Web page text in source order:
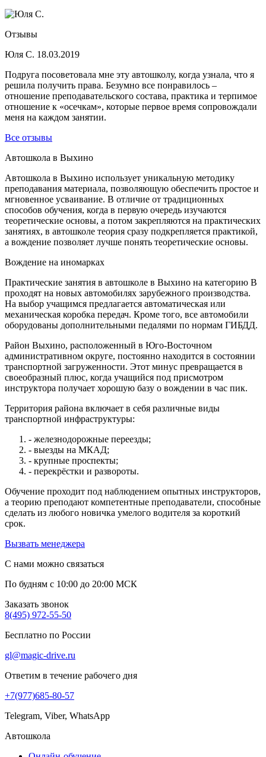
Отзывы
Юля С. 18.03.2019
Подруга посоветовала мне эту автошколу, когда узнала, что я
решила получить права. Безумно все понравилось –
отношение преподавательского состава, практика и терпимое
отношение к «осечкам», которые первое время сопровождали
меня на каждом занятии.
Все отзывы
Автошкола в Выхино
Автошкола в Выхино использует уникальную методику
преподавания материала, позволяющую обеспечить простое и
мгновенное усваивание. В отличие от традиционных
способов обучения, когда в первую очередь изучаются
теоретические основы, а потом закрепляются на практических
занятиях, в автошколе теория сразу подкрепляется практикой,
а вождение позволяет лучше понять теоретические основы.
Вождение на иномарках
Практические занятия в автошколе в Выхино на категорию В
проходят на новых автомобилях зарубежного производства.
На выбор учащимся предлагается автоматическая или
механическая коробка передач. Кроме того, все автомобили
оборудованы дополнительными педалями по нормам ГИБДД.
Район Выхино, расположенный в Юго-Восточном
административном округе, постоянно находится в состоянии
транспортной загруженности. Этот минус превращается в
своеобразный плюс, когда учащийся под присмотром
инструктора получает хорошую базу о вождении в час пик.
Территория района включает в себя различные виды
транспортной инфраструктуры:
- железнодорожные переезды;
- выезды на МКАД;
- крупные проспекты;
- перекрёстки и развороты.
Обучение проходит под наблюдением опытных инструкторов,
а теорию преподают компетентные преподаватели, способные
сделать из любого новичка умелого водителя за короткий
срок.
Вызвать менеджера
С нами можно связаться
По будням с 10:00 до 20:00 МСК
Заказать звонок
8(495) 972-55-50
Бесплатно по России
gl@magic-drive.ru
Ответим в течение рабочего дня
+7(977)685-80-57
Telegram, Viber, WhatsApp
Автошкола